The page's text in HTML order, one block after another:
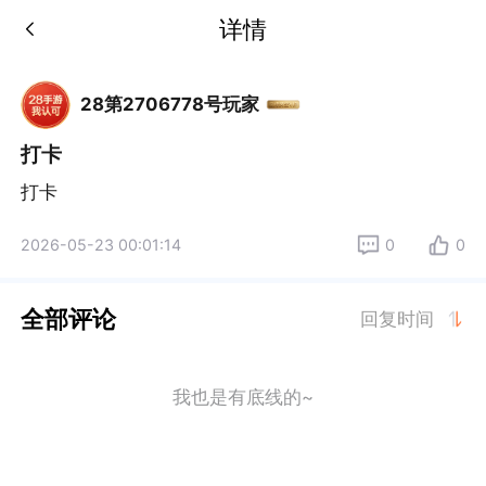
详情
28第2706778号玩家
打卡
打卡
2026-05-23 00:01:14 0 0
全部评论 回复时间
我也是有底线的~